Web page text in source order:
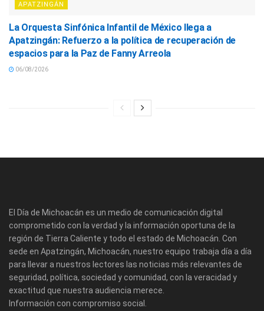
APATZINGÁN
La Orquesta Sinfónica Infantil de México llega a
Apatzingán: Refuerzo a la política de recuperación de
espacios para la Paz de Fanny Arreola
06/08/2026
El Día de Michoacán es un medio de comunicación digital
comprometido con la verdad y la información oportuna de la
región de Tierra Caliente y todo el estado de Michoacán. Con
sede en Apatzingán, Michoacán, nuestro equipo trabaja día a día
para llevar a nuestros lectores las noticias más relevantes de
seguridad, política, sociedad y comunidad, con la veracidad y
exactitud que nuestra audiencia merece.
Información con compromiso social.